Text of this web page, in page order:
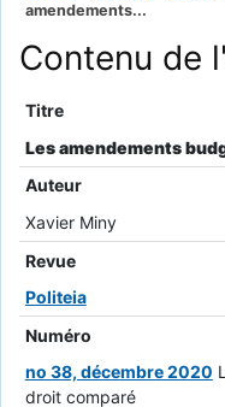
amendements...
Contenu de
Titre
Les amendements
Auteur
Xavier Miny
Revue
Politeia
Numéro
no 38, décembre 2020
droit comparé